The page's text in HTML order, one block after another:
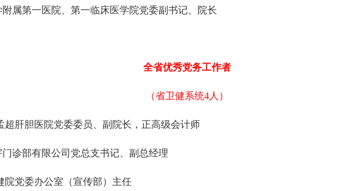
医院、第一临床医学院党委副书记、院长
全省优秀党务工作者
（省卫健系统4人）
胆医院党委委员、副院长，正高级会计师
限公司党总支书记、副总经理
委办公室（宣传部）主任